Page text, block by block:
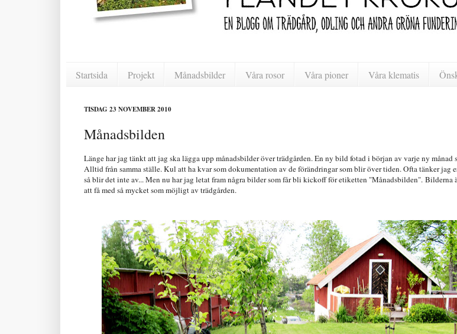
Startsida Projekt Månadsbilder Våra rosor Våra pioner Våra klematis
TISDAG 23 NOVEMBER 2010
Månadsbilden
Länge har jag tänkt att jag ska lägga upp månadsbilder över trädgården. En ny bild fotad i början av varje ny månad
Alltid från samma ställe. Kul att ha kvar som dokumentation av de förändringar som blir över tiden. Ofta tänker jag
så blir det inte av... Men nu har jag letat fram några bilder som får bli kickoff för etiketten "Månadsbilden". Bilderna
att få med så mycket som möjligt av trädgården.